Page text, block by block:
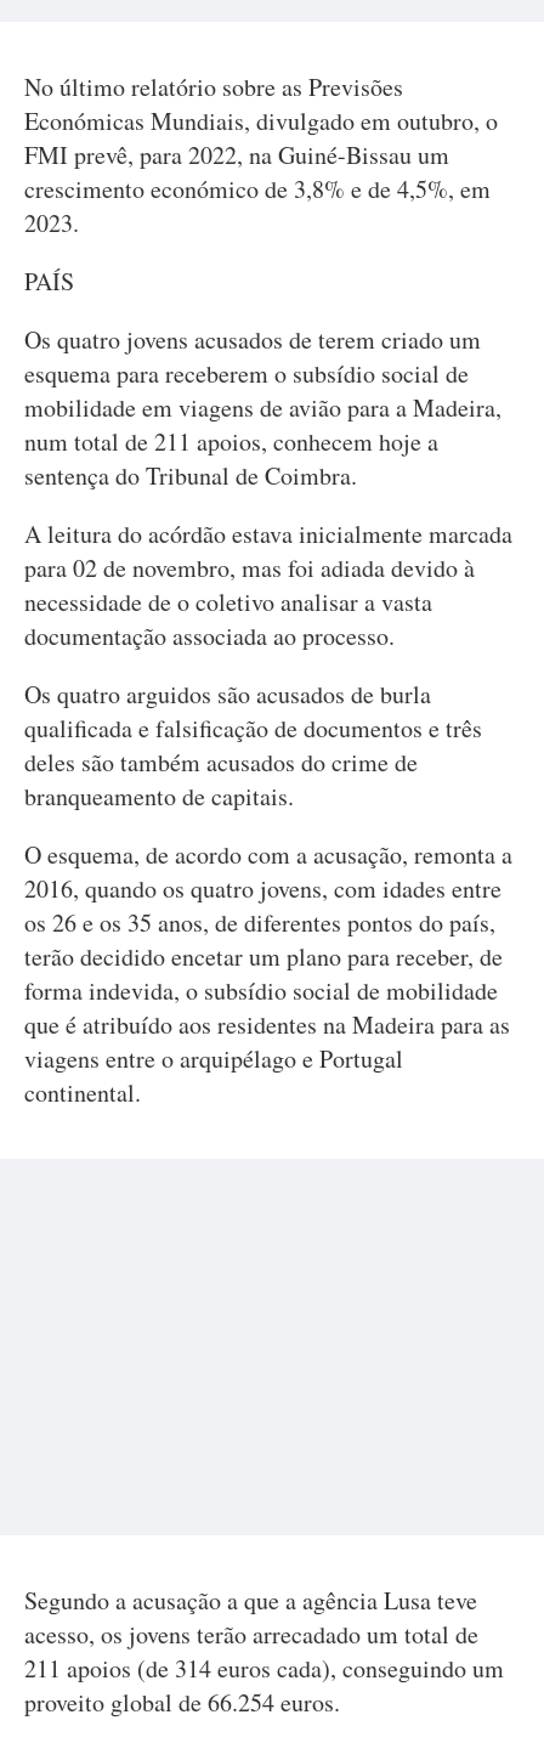
No último relatório sobre as Previsões
Económicas Mundiais, divulgado em outubro, o
FMI prevê, para 2022, na Guiné-Bissau um
crescimento económico de 3,8% e de 4,5%, em
2023.
PAÍS
Os quatro jovens acusados de terem criado um
esquema para receberem o subsídio social de
mobilidade em viagens de avião para a Madeira,
num total de 211 apoios, conhecem hoje a
sentença do Tribunal de Coimbra.
A leitura do acórdão estava inicialmente marcada
para 02 de novembro, mas foi adiada devido à
necessidade de o coletivo analisar a vasta
documentação associada ao processo.
Os quatro arguidos são acusados de burla
qualificada e falsificação de documentos e três
deles são também acusados do crime de
branqueamento de capitais.
O esquema, de acordo com a acusação, remonta a
2016, quando os quatro jovens, com idades entre
os 26 e os 35 anos, de diferentes pontos do país,
terão decidido encetar um plano para receber, de
forma indevida, o subsídio social de mobilidade
que é atribuído aos residentes na Madeira para as
viagens entre o arquipélago e Portugal
continental.
Segundo a acusação a que a agência Lusa teve
acesso, os jovens terão arrecadado um total de
211 apoios (de 314 euros cada), conseguindo um
proveito global de 66.254 euros.